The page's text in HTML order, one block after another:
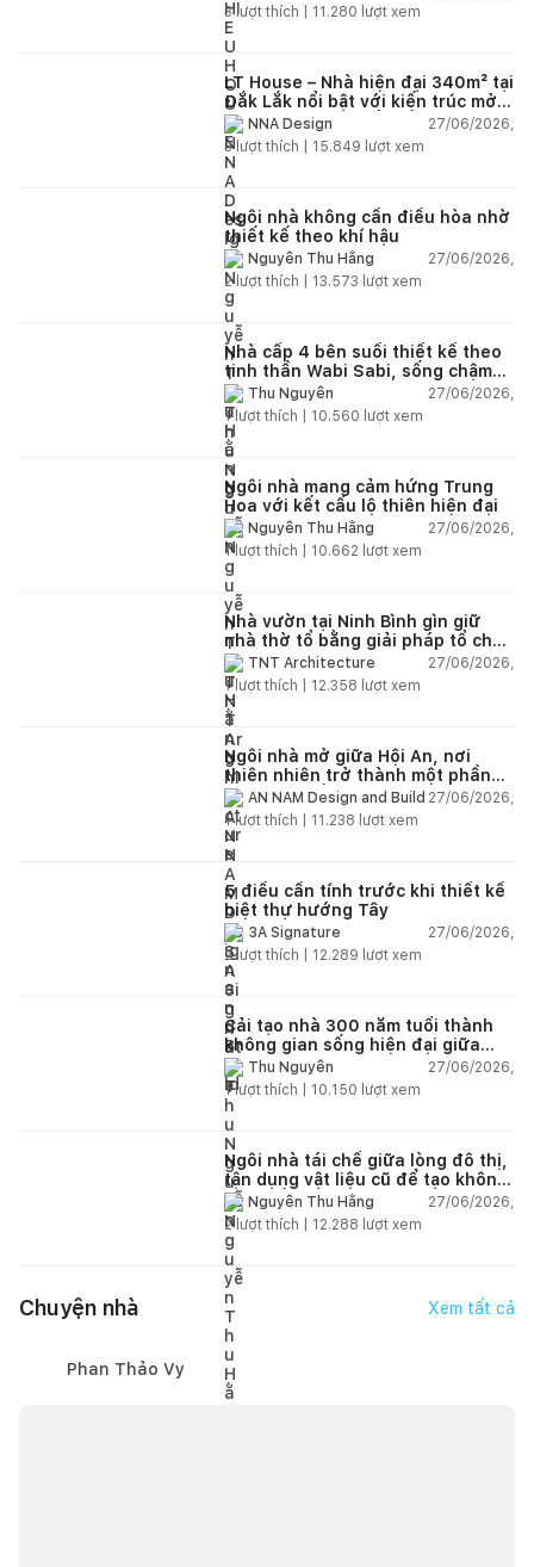
3lượt thích | 11.280 lượt xem
LT House – Nhà hiện đại 340m² tại
Đắk Lắk nổi bật với kiến trúc mở
và hệ sân vườn kết nối thiên
nhiên
NNA Design
27/06/2026,
3lượt thích | 15.849 lượt xem
Ngôi nhà không cần điều hòa nhờ
thiết kế theo khí hậu
Nguyễn Thu Hằng
27/06/2026,
2lượt thích | 13.573 lượt xem
Nhà cấp 4 bên suối thiết kế theo
tinh thần Wabi Sabi, sống chậm
giữa thiên nhiên
Thu Nguyễn
27/06/2026,
1lượt thích | 10.560 lượt xem
Ngôi nhà mang cảm hứng Trung
Hoa với kết cấu lộ thiên hiện đại
Nguyễn Thu Hằng
27/06/2026,
1lượt thích | 10.662 lượt xem
Nhà vườn tại Ninh Bình gìn giữ
nhà thờ tổ bằng giải pháp tổ chức
lại không gian
TNT Architecture
27/06/2026,
1lượt thích | 12.358 lượt xem
Ngôi nhà mở giữa Hội An, nơi
thiên nhiên trở thành một phần
của cuộc sống
AN NAM Design and Build 27/06/2026,
1lượt thích | 11.238 lượt xem
5 điều cần tính trước khi thiết kế
biệt thự hướng Tây
3A Signature
27/06/2026,
2lượt thích | 12.289 lượt xem
Cải tạo nhà 300 năm tuổi thành
không gian sống hiện đại giữa
thiên nhiên
Thu Nguyễn
27/06/2026,
1lượt thích | 10.150 lượt xem
Ngôi nhà tái chế giữa lòng đô thị,
tận dụng vật liệu cũ để tạo không
gian sống linh hoạt
Nguyễn Thu Hằng
27/06/2026,
2lượt thích | 12.288 lượt xem
Chuyện nhà Xem tất cả
Phan Thảo Vy